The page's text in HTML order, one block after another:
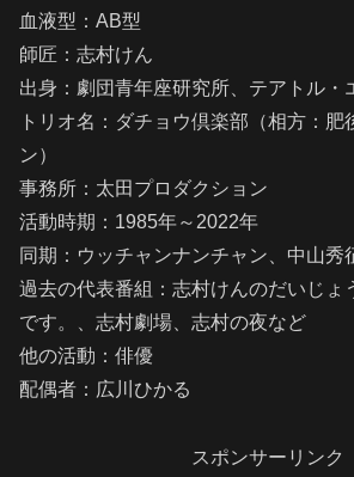
血液型：AB型
師匠：志村けん
出身：劇団青年座研究所、テアトル・
トリオ名：ダチョウ倶楽部（相方：肥
ン）
事務所：太田プロダクション
活動時期：1985年～2022年
同期：ウッチャンナンチャン、中山秀
過去の代表番組：志村けんのだいじょ
です。、志村劇場、志村の夜など
他の活動：俳優
配偶者：広川ひかる
スポンサーリンク